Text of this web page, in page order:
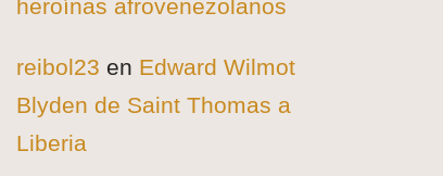
heroínas afrovenezolanos
reibol23 en Edward Wilmot
Blyden de Saint Thomas a
Liberia